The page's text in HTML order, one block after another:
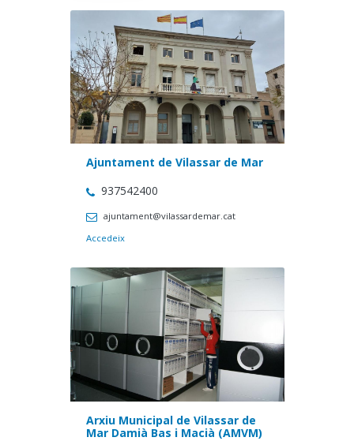
Ajuntament de Vilassar de Mar
937542400
ajuntament@vilassardemar.cat
Accedeix
Arxiu Municipal de Vilassar de
Mar Damià Bas i Macià (AMVM)